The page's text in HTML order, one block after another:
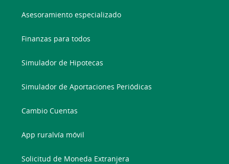
Asesoramiento especializado
Finanzas para todos
Simulador de Hipotecas
Simulador de Aportaciones Periódicas
Cambio Cuentas
App ruralvía móvil
Solicitud de Moneda Extranjera